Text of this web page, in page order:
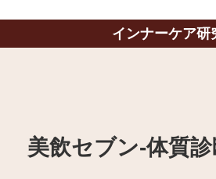
インナーケア研
美飲セブン‐体質